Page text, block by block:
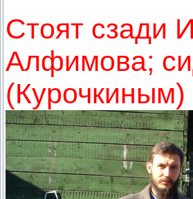
Стоят сзади
Алфимова;